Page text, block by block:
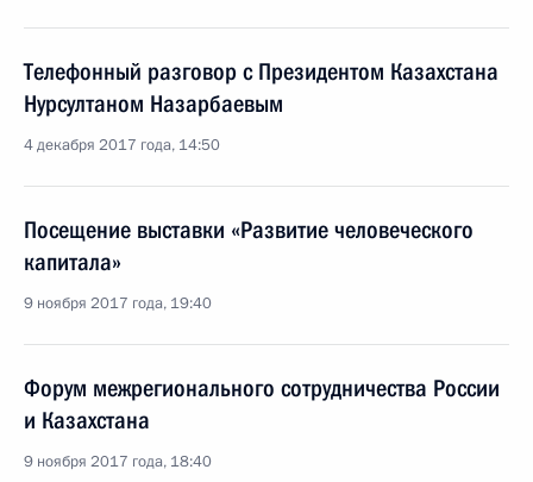
Телефонный разговор с Президентом Казахстана
Нурсултаном Назарбаевым
4 декабря 2017 года, 14:50
Посещение выставки «Развитие человеческого
капитала»
9 ноября 2017 года, 19:40
Форум межрегионального сотрудничества России
и Казахстана
9 ноября 2017 года, 18:40